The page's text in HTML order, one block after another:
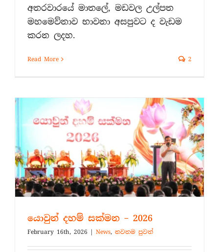
අතරවාරයේ මාතලේ, මඩවල උල්පත
මහමෙව්නාව භාවනා අසපුවට ද වැඩම
කරන ලදහ.
Read More 2
යොවුන් දහම් සක්මන – 2026
February 16th, 2026 | News, නවතම පුවත්